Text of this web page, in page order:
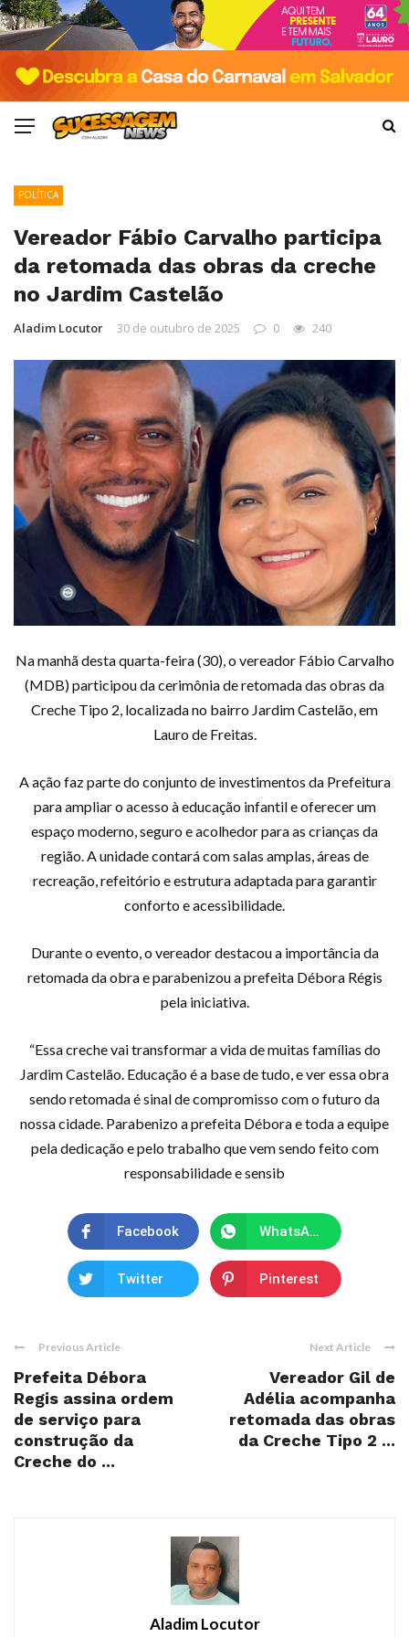
POLÍTICA
Vereador Fábio Carvalho participa
da retomada das obras da creche
no Jardim Castelão
Aladim Locutor 30 de outubro de 2025 0 240
Na manhã desta quarta-feira (30), o vereador Fábio Carvalho
(MDB) participou da cerimônia de retomada das obras da
Creche Tipo 2, localizada no bairro Jardim Castelão, em
Lauro de Freitas.
A ação faz parte do conjunto de investimentos da Prefeitura
para ampliar o acesso à educação infantil e oferecer um
espaço moderno, seguro e acolhedor para as crianças da
região. A unidade contará com salas amplas, áreas de
recreação, refeitório e estrutura adaptada para garantir
conforto e acessibilidade.
Durante o evento, o vereador destacou a importância da
retomada da obra e parabenizou a prefeita Débora Régis
pela iniciativa.
“Essa creche vai transformar a vida de muitas famílias do
Jardim Castelão. Educação é a base de tudo, e ver essa obra
sendo retomada é sinal de compromisso com o futuro da
nossa cidade. Parabenizo a prefeita Débora e toda a equipe
pela dedicação e pelo trabalho que vem sendo feito com
responsabilidade e sensib
Facebook WhatsApp
Twitter Pinterest
Previous Article
Prefeita Débora
Regis assina ordem
de serviço para
construção da
Creche do ...
Next Article
Vereador Gil de
Adélia acompanha
retomada das obras
da Creche Tipo 2 ...
Aladim Locutor